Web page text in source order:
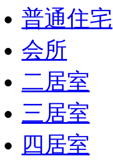
普通住宅
会所
二居室
三居室
四居室